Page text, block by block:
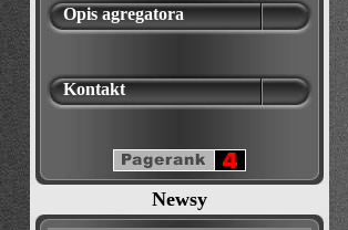
Opis agregatora
Kontakt
Newsy